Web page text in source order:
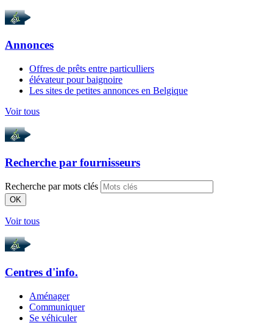
Annonces
Offres de prêts entre particulliers
élévateur pour baignoire
Les sites de petites annonces en Belgique
Voir tous
Recherche par fournisseurs
Recherche par mots clés
OK
Voir tous
Centres d'info.
Aménager
Communiquer
Se véhiculer